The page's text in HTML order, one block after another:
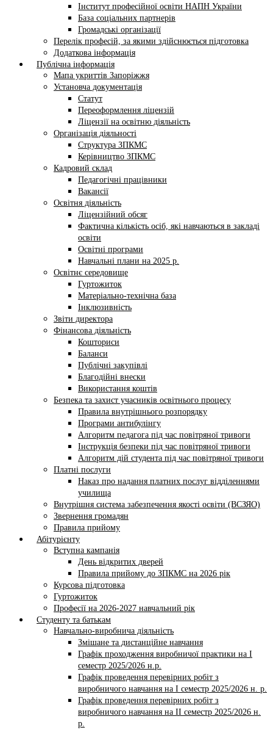
Інститут професійної освіти НАПН України
База соціальних партнерів
Громадські організації
Перелік професій, за якими здійснюється підготовка
Додаткова інформація
Публічна інформація
Мапа укриттів Запоріжжя
Установча документація
Статут
Переоформлення ліцензій
Ліцензії на освітню діяльність
Організація діяльності
Структура ЗПКМС
Керівництво ЗПКМС
Кадровий склад
Педагогічні працівники
Вакансії
Освітня діяльність
Ліцензійний обсяг
Фактична кількість осіб, які навчаються в закладі
освіти
Освітні програми
Навчальні плани на 2025 р.
Освітнє середовище
Гуртожиток
Матеріально-технічна база
Інклюзивність
Звіти директора
Фінансова діяльність
Кошториси
Баланси
Публічні закупівлі
Благодійні внески
Використання коштів
Безпека та захист учасників освітнього процесу
Правила внутрішнього розпорядку
Програми антибулінгу
Алгоритм педагога під час повітряної тривоги
Інструкція безпеки під час повітряної тривоги
Алгоритм дій студента під час повітряної тривоги
Платні послуги
Наказ про надання платних послуг відділеннями
училища
Внутрішня система забезпечення якості освіти (ВСЗЯО)
Звернення громадян
Правила прийому
Абітурієнту
Вступна кампанія
День відкритих дверей
Правила прийому до ЗПКМС на 2026 рік
Курсова підготовка
Гуртожиток
Професії на 2026-2027 навчальний рік
Студенту та батькам
Навчально-виробнича діяльність
Змішане та дистанційне навчання
Графік проходження виробничої практики на І
семестр 2025/2026 н.р.
Графік проведення перевірних робіт з
виробничого навчання на І семестр 2025/2026 н. р.
Графік проведення перевірних робіт з
виробничого навчання на ІI семестр 2025/2026 н.
р.